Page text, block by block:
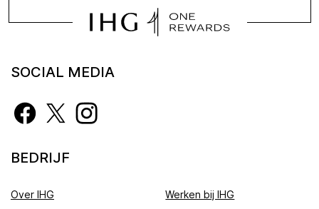
SOCIAL MEDIA
BEDRIJF
Over IHG
Werken bij IHG